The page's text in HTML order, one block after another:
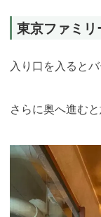
東京ファミ
入り口を入るとバ
さらに奥へ進む